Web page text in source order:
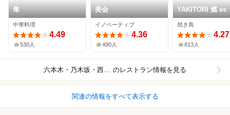
隼
中華料理
4.49
530人
美会
イノベーティブ
4.36
490人
YAKITORI 燃 es
焼き鳥
4.27
813人
六本木・乃木坂・西麻布 のレストラン情報を見る
関連の情報をすべて表示する